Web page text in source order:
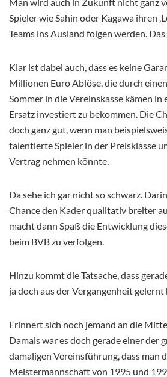
Spieler wie Sahin oder Kagawa ihren
Teams ins Ausland folgen werden.
Klar ist dabei auch, dass es keine
Millionen Euro Ablöse, die durch
Sommer in die Vereinskasse kämen
Ersatz investiert zu bekommen. Die
doch ganz gut, wenn man
talentierte Spieler in der Preisklasse
Vertrag nehmen könnte.
Da sehe ich gar nicht so schwarz.
Chance den Kader qualitativ breiter
macht dann Spaß die Entwicklung
beim BVB zu verfolgen.
Hinzu kommt die Tatsache, dass
ja doch aus der Vergangenheit gelernt
Erinnert sich noch jemand an die
Damals war es doch gerade einer der
damaligen Vereinsführung, dass man
Meistermannschaft von 1995 und